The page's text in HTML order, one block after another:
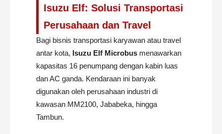
Isuzu Elf: Solusi Transportasi
Perusahaan dan Travel
Bagi bisnis transportasi karyawan atau travel
antar kota, Isuzu Elf Microbus menawarkan
kapasitas 16 penumpang dengan kabin luas
dan AC ganda. Kendaraan ini banyak
digunakan oleh perusahaan industri di
kawasan MM2100, Jababeka, hingga
Tambun.